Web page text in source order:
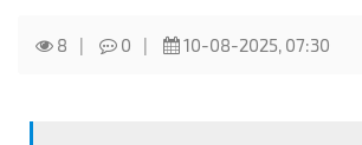
8 0 10-08-2025, 07:30